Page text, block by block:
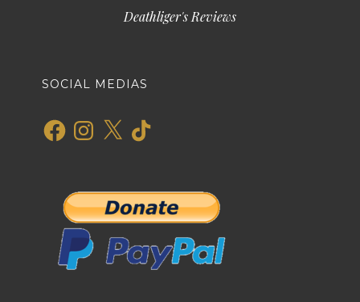
Deathliger's Reviews
SOCIAL MEDIAS
FacebookInstagram
X TikTok